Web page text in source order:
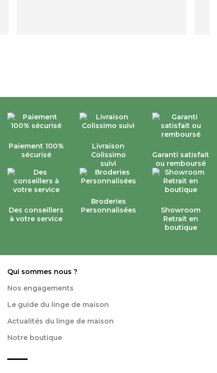
Paiement 100%
sécurisé
Livraison
Colissimo
suivi
Garanti satisfait
ou remboursé
Des conseillers
à votre service
Broderies
Personnalisées
Showroom
Retrait en
boutique
Qui sommes nous ?
Nos engagements
Le guide du linge de maison
Actualités du linge de maison
Notre boutique